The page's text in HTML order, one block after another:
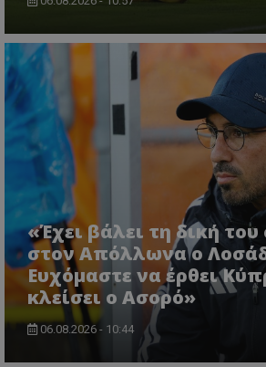
«Έχει βάλει τη δική
στον Απόλλωνα ο
Ευχόμαστε να έρθει
κλείσει ο Ασορό»
06.08.2026 - 10:44